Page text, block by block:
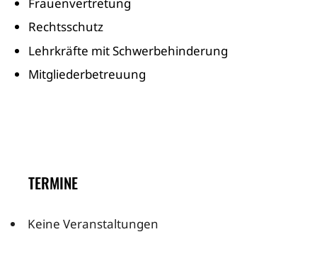
Rechtsschutz
Lehrkräfte mit Schwerbehinderung
Mitgliederbetreuung
TERMINE
Keine Veranstaltungen